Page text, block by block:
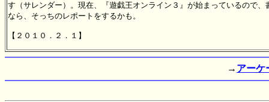
す（サレンダー）。現在、『遊戯王オンライン３』が始まっているので、
なら、そっちのレポートをするかも。
→ アーケ